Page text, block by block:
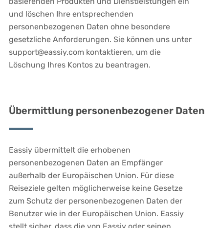
und löschen Ihre entsprechenden
personenbezogenen Daten ohne besondere
gesetzliche Anforderungen. Sie können uns unter
support@eassiy.com kontaktieren, um die
Löschung Ihres Kontos zu beantragen.
Übermittlung personenbezogener Daten
Eassiy übermittelt die erhobenen
personenbezogenen Daten an Empfänger
außerhalb der Europäischen Union. Für diese
Reiseziele gelten möglicherweise keine Gesetze
zum Schutz der personenbezogenen Daten der
Benutzer wie in der Europäischen Union. Eassiy